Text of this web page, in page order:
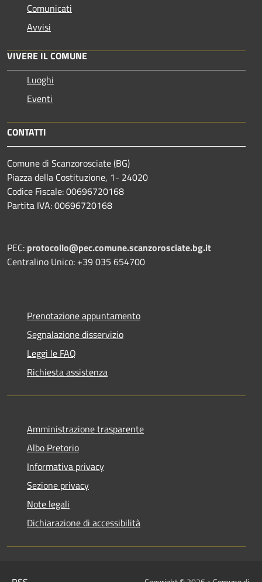
Comunicati
Avvisi
VIVERE IL COMUNE
Luoghi
Eventi
CONTATTI
Comune di Scanzorosciate (BG)
Piazza della Costituzione, 1- 24020
Codice Fiscale: 00696720168
Partita IVA: 00696720168
PEC: protocollo@pec.comune.scanzorosciate.bg.it
Centralino Unico: +39 035 654700
Prenotazione appuntamento
Segnalazione disservizio
Leggi le FAQ
Richiesta assistenza
Amministrazione trasparente
Albo Pretorio
Informativa privacy
Sezione privacy
Note legali
Dichiarazione di accessibilità